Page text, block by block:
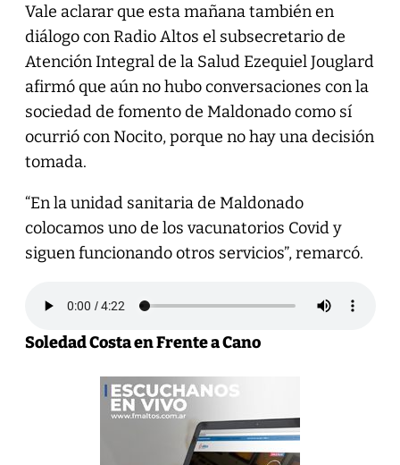
Vale aclarar que esta mañana también en
diálogo con Radio Altos el subsecretario de
Atención Integral de la Salud Ezequiel Jouglard
afirmó que aún no hubo conversaciones con la
sociedad de fomento de Maldonado como sí
ocurrió con Nocito, porque no hay una decisión
tomada.
“En la unidad sanitaria de Maldonado
colocamos uno de los vacunatorios Covid y
siguen funcionando otros servicios”, remarcó.
Soledad Costa en Frente a Cano